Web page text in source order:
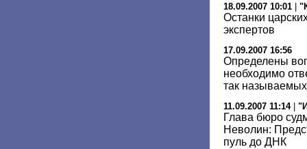
18.09.2007 10:01 |
Останки
экспертов
17.09.2007 16:56
Определены
необходимо
так
11.09.2007 11:14|
Глава бюро
Неволин:
пуль до ДНК